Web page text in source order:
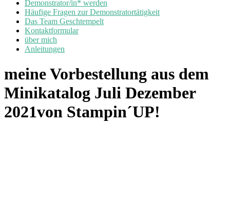
Demonstrator/in* werden
Häufige Fragen zur Demonstratortätigkeit
Das Team Geschtempelt
Kontaktformular
über mich
Anleitungen
meine Vorbestellung aus dem
Minikatalog Juli Dezember
2021von Stampin´UP!